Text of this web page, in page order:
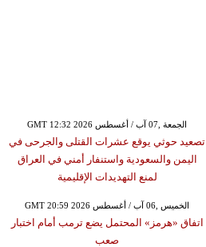
GMT 12:32 2026 الجمعة ,07 آب / أغسطس
تصعيد حوثي يوقع عشرات القتلى والجرحى في
اليمن والسعودية واستنفار أمني في العراق
لمنع التهديدات الإقليمية
GMT 20:59 2026 الخميس ,06 آب / أغسطس
اتفاق «هرمز» المحتمل يضع ترمب أمام اختبار
صعب